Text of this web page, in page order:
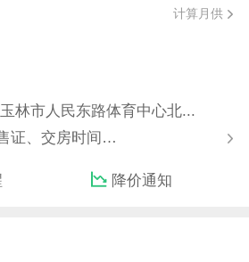
计算月供
林市人民东路体育中心北...
证、交房时间…
降价通知